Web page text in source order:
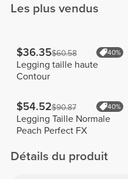
Les plus vendus
$36.35$60.58 40%
Legging taille haute
Contour
$54.52$90.87 40%
Legging Taille Normale
Peach Perfect FX
Détails du produit